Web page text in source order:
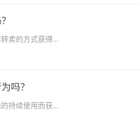
卖的方式获得...
吗？
持续使用而获...